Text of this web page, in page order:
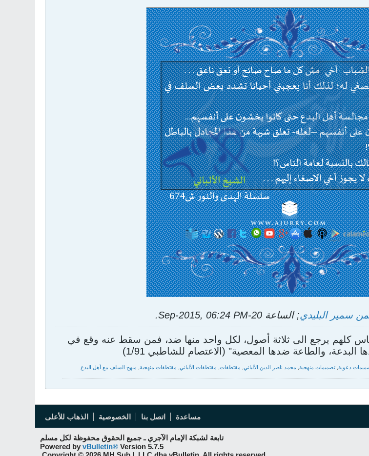
سمير البليدي; الساعة 20-Sep-2015, 06:24 PM
.
كلهم يرجع الى ثلاثة أصول، لكل واحد منها ضد، فمن سقط عنه وقع في
والطاعة ضدها المعصية" (الاعتصام للشاطبي 1/91)
دعوية تصميمات منهجية محمد ناصر الدين الألباني مقتطفات مقتطفات الألباني مقتطفات منهجية منهج السلف مع أهل البدع
مساعدة اتصل بنا الخصوصية الذهاب للأعلى
تابعة لشبكة الإمام الآجري ـ جميع الحقوق محفوظة لكل مسلم
Powered by vBulletin® Version 5.7.5